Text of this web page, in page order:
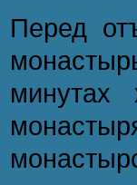
Перед